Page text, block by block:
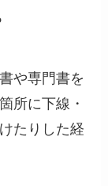
や専門書を
所に下線・
たりした経